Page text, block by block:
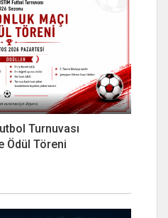
Turnuvası
Ödül Töreni